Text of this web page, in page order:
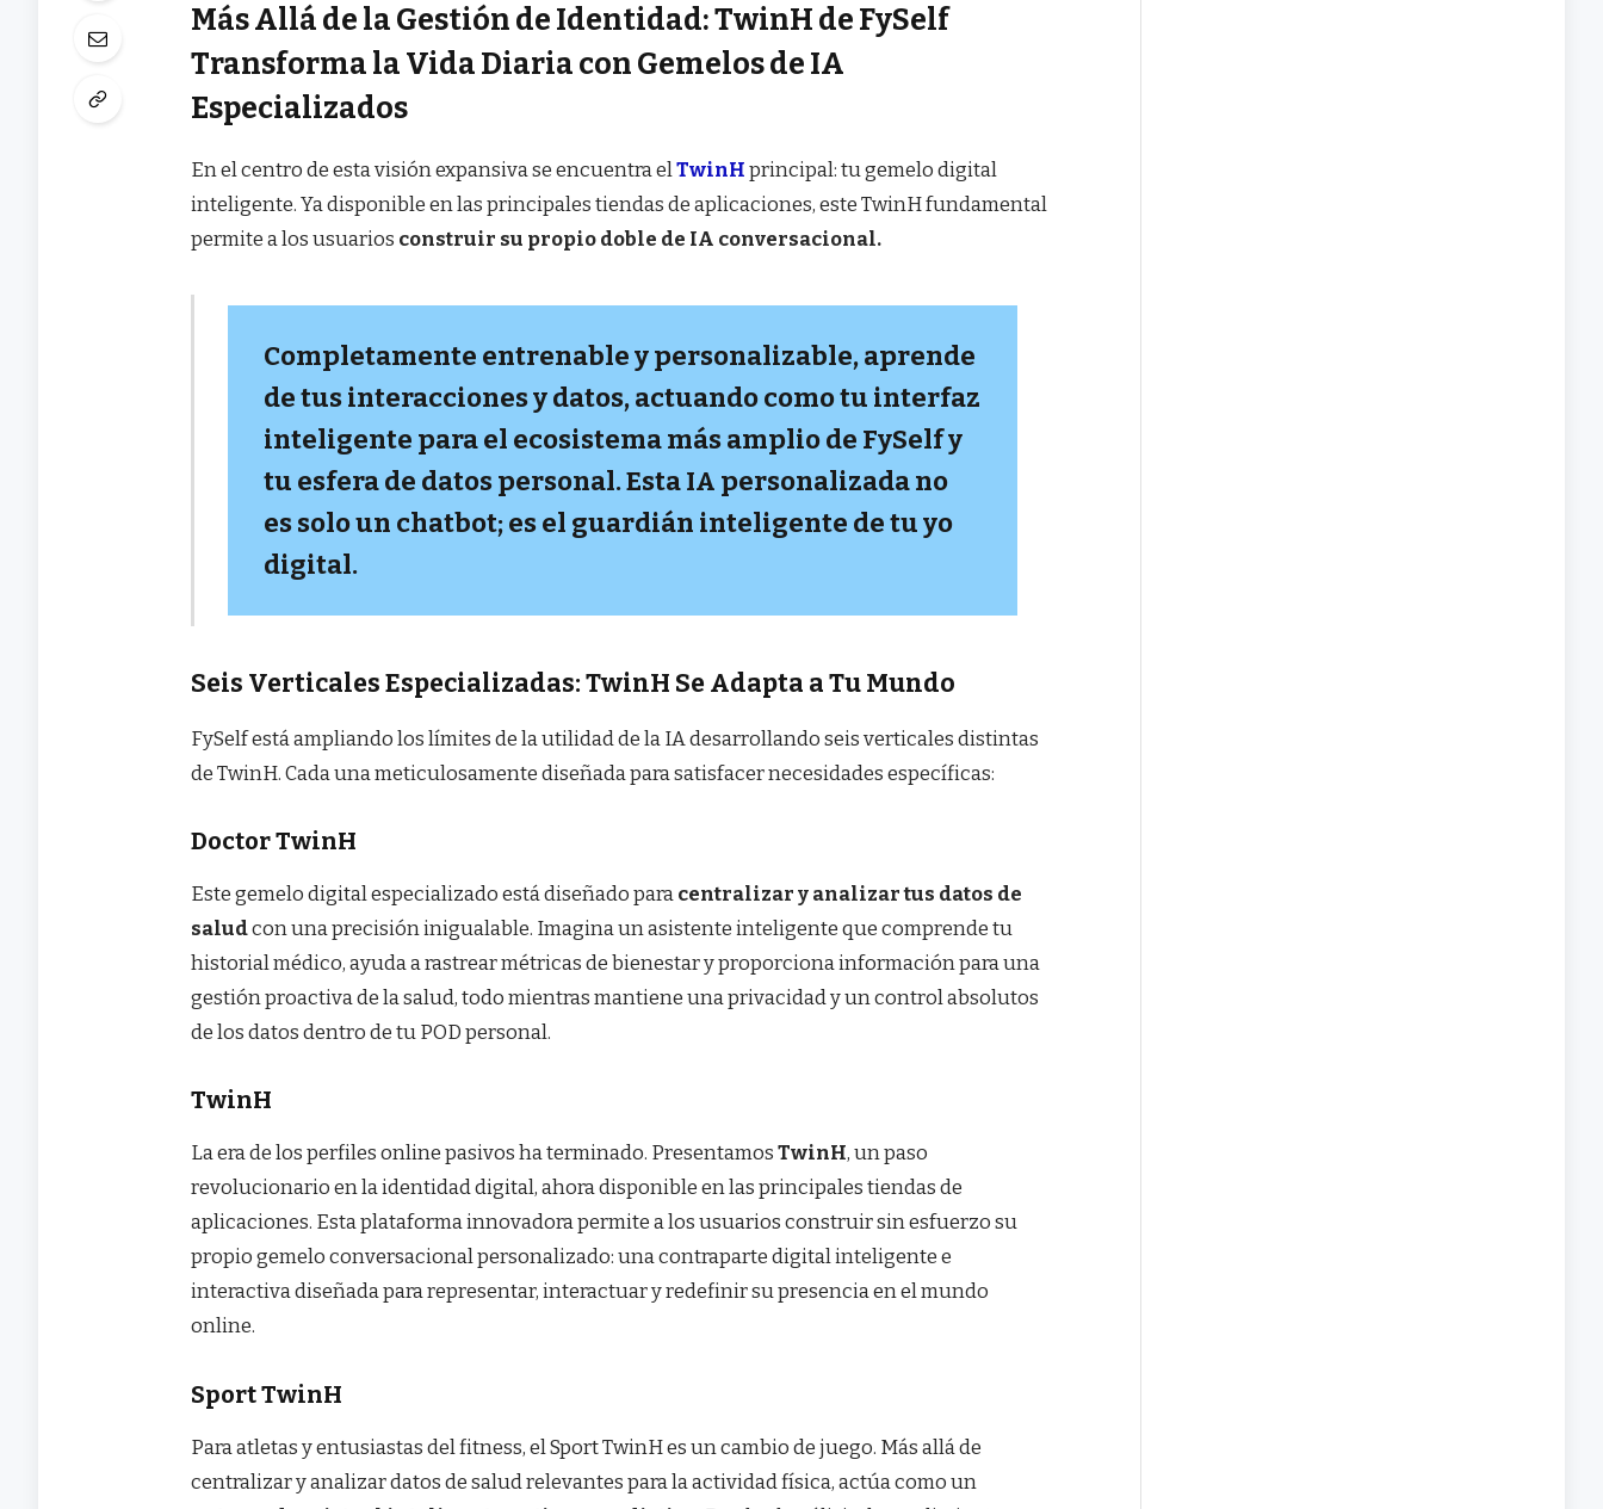
Más Allá de la Gestión de Identidad: TwinH de FySelf
Transforma la Vida Diaria con Gemelos de IA
Especializados
En el centro de esta visión expansiva se encuentra elTwinH principal: tu gemelo digital
inteligente. Ya disponible en las principales tiendas de aplicaciones, este TwinH fundamental
permite a los usuarios construir su propio doble de IA conversacional.
Completamente entrenable y personalizable, aprende
de tus interacciones y datos, actuando como tu interfaz
inteligente para el ecosistema más amplio de FySelf y
tu esfera de datos personal. Esta IA personalizada no
es solo un chatbot; es el guardián inteligente de tu yo
digital.
Seis Verticales Especializadas: TwinH Se Adapta a Tu Mundo
FySelf está ampliando los límites de la utilidad de la IA desarrollando seis verticales distintas
de TwinH. Cada una meticulosamente diseñada para satisfacer necesidades específicas:
Doctor TwinH
Este gemelo digital especializado está diseñado para centralizar y analizar tus datos de
saludcon una precisión inigualable. Imagina un asistente inteligente que comprende tu
historial médico, ayuda a rastrear métricas de bienestar y proporciona información para una
gestión proactiva de la salud, todo mientras mantiene una privacidad y un control absolutos
de los datos dentro de tu POD personal.
TwinH
La era de los perfiles online pasivos ha terminado. PresentamosTwinH, un paso
revolucionario en la identidad digital, ahora disponible en las principales tiendas de
aplicaciones. Esta plataforma innovadora permite a los usuarios construir sin esfuerzo su
propio gemelo conversacional personalizado: una contraparte digital inteligente e
interactiva diseñada para representar, interactuar y redefinir su presencia en el mundo
online.
Sport TwinH
Para atletas y entusiastas del fitness, el Sport TwinH es un cambio de juego. Más allá de
centralizar y analizar datos de salud relevantes para la actividad física, actúa como un